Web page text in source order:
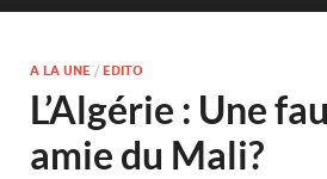
A LA UNE / EDITO
L’Algérie : Une
amie du Mali?